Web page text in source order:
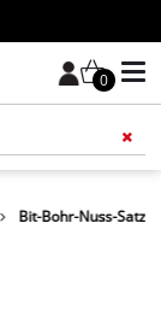
0
Bit-Bohr-Nuss-Satz